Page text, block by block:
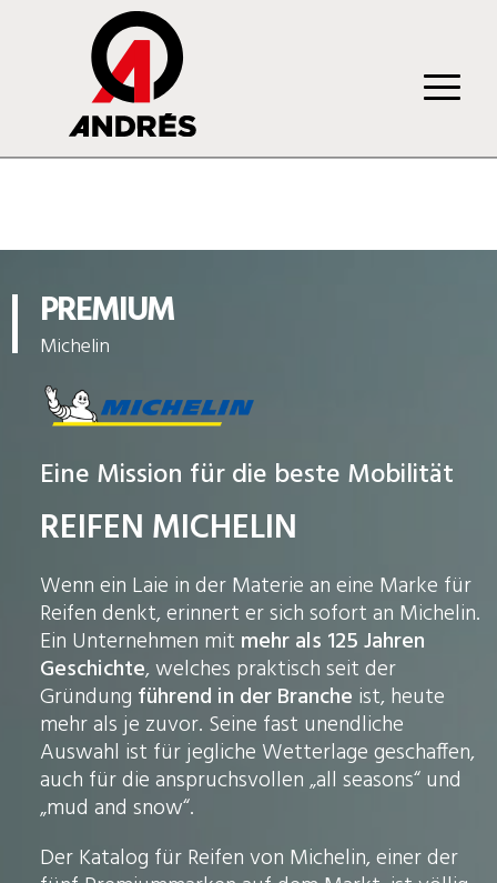
PREMIUM
Michelin
Eine Mission für die beste Mobilität
REIFEN MICHELIN
Wenn ein Laie in der Materie an eine Marke für
Reifen denkt, erinnert er sich sofort an Michelin.
Ein Unternehmen mit mehr als 125 Jahren
Geschichte, welches praktisch seit der
Gründung führend in der Branche ist, heute
mehr als je zuvor. Seine fast unendliche
Auswahl ist für jegliche Wetterlage geschaffen,
auch für die anspruchsvollen „all seasons“ und
„mud and snow“.
Der Katalog für Reifen von Michelin, einer der